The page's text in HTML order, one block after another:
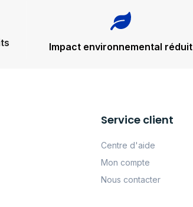
Impact environnemental réduit
Service client
Centre d'aide
Mon compte
Nous contacter